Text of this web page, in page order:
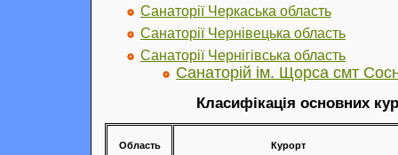
Санаторії Черкаська область
Санаторії Чернівецька область
Санаторії Чернігівська область
Санаторій ім. Щорса смт
Класифікація основних
Область Курорт